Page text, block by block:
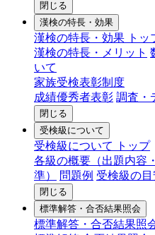
閉じる
漢検の特長・効果
漢検の特長・効果 トッ
漢検の特長・メリット
いて
家族受検表彰制度
成績優秀者表彰 調査・
閉じる
受検級について
受検級について トップ
各級の概要（出題内容
準）
問題例 受検級の
閉じる
標準解答・合否結果照会
標準解答・合否結果照